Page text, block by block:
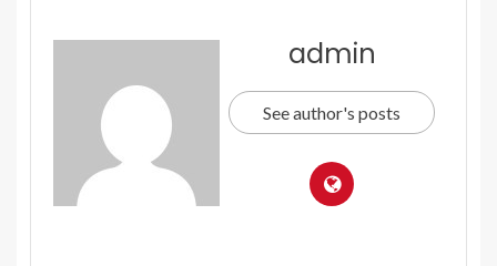
admin
See author's posts